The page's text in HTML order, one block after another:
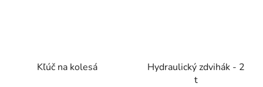
Kľúč na kolesá
Hydraulický zdvihák - 2
t